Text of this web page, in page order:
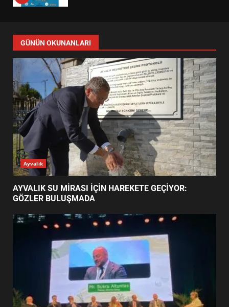
1
HAREKETE GEÇİYOR: GÖZLER
BULUŞMADA
2
ESA 2026’DA TÜRK BAHARATI
NEYİ TEMSİL ETTİ?
3
EİB’DE KRİTİK ATAMA:
SÜRDÜRÜLEBİLİRLİKTE NE
DEĞİŞECEK?
EDREMİT’İN GURURU TÜRKİYE
FİNALİNDE NE BAŞARDI?
BALIKESİR MÜZELERİNDE SÜRE
UZATILDI: NE DEĞİŞTİ?
GÜNÜN OKUNANLARI
Ayvalık
AYVALIK SU MİRASI İÇİN HAREKETE GEÇİYOR:
GÖZLER BULUŞMADA